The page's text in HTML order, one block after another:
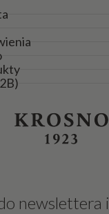
newslettera i